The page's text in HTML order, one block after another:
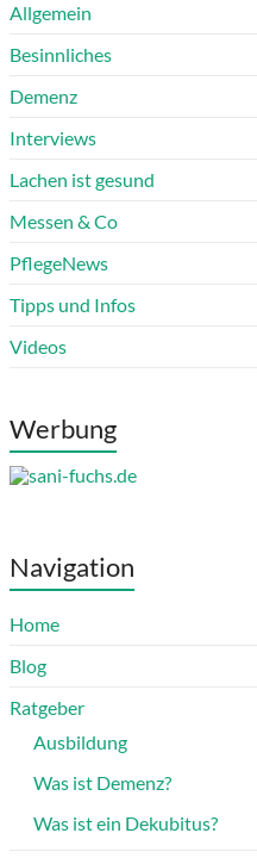
Allgemein
Besinnliches
Demenz
Interviews
Lachen ist gesund
Messen & Co
PflegeNews
Tipps und Infos
Videos
Werbung
Navigation
Home
Blog
Ratgeber
Ausbildung
Was ist Demenz?
Was ist ein Dekubitus?